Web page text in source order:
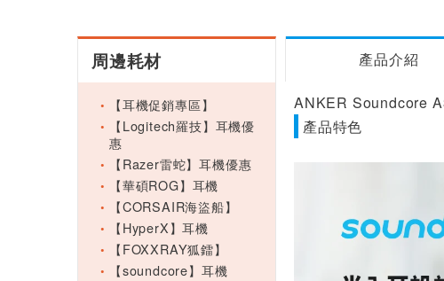
周邊耗材
【耳機促銷專區】
【Logitech羅技】耳機優
惠
【Razer雷蛇】耳機優惠
【華碩ROG】耳機
【CORSAIR海盜船】
【HyperX】耳機
【FOXXRAY狐鐳】
【soundcore】耳機
產品介紹
ANKER Soundcore
產品特色